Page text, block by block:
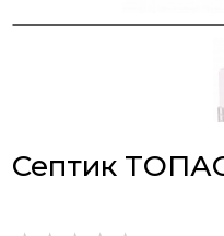
Септик